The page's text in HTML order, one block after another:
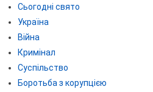
Сьогодні свято
Україна
Війна
Кримінал
Суспільство
Боротьба з корупцією